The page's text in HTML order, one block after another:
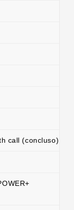
call (concluso)